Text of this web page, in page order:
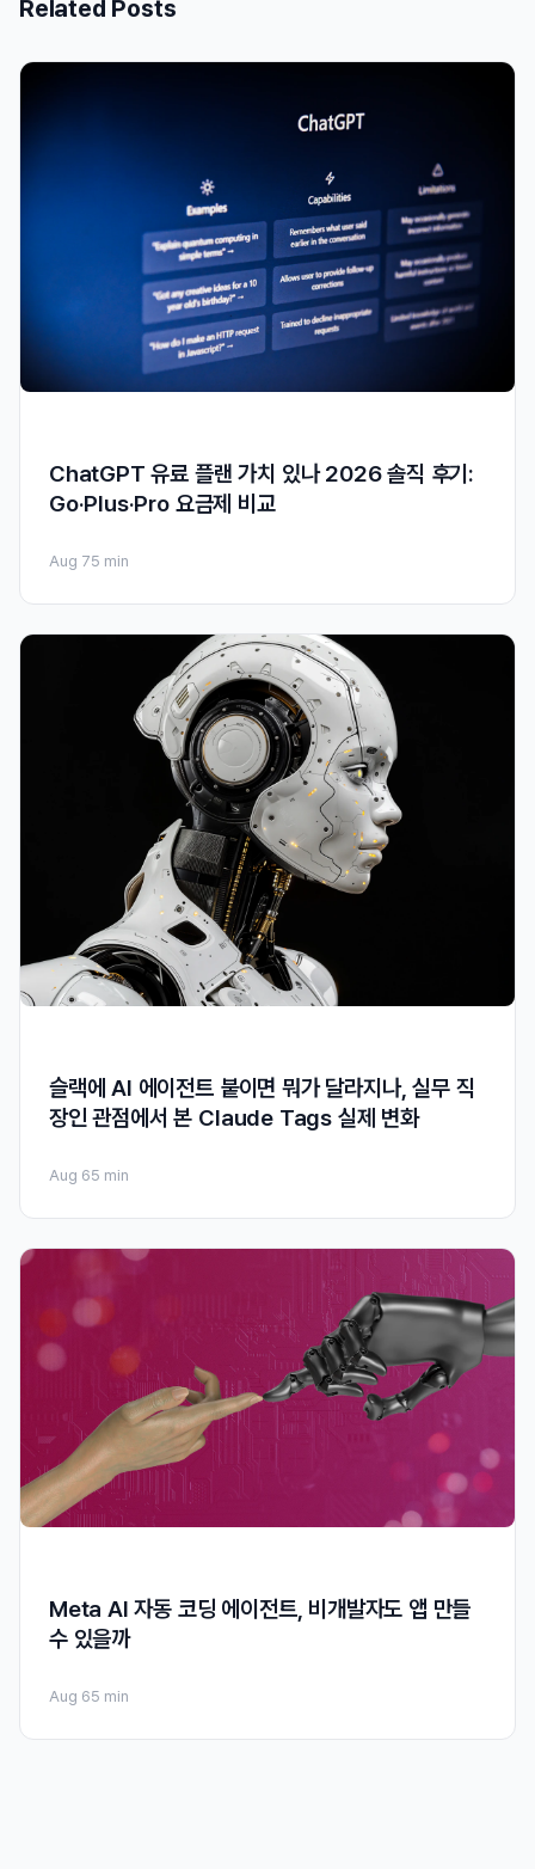
Related Posts
ChatGPT 유료 플랜 가치 있나 2026 솔직 후기:
Go·Plus·Pro 요금제 비교
Aug 75 min
슬랙에 AI 에이전트 붙이면 뭐가 달라지나, 실무 직
장인 관점에서 본 Claude Tags 실제 변화
Aug 65 min
Meta AI 자동 코딩 에이전트, 비개발자도 앱 만들
수 있을까
Aug 65 min